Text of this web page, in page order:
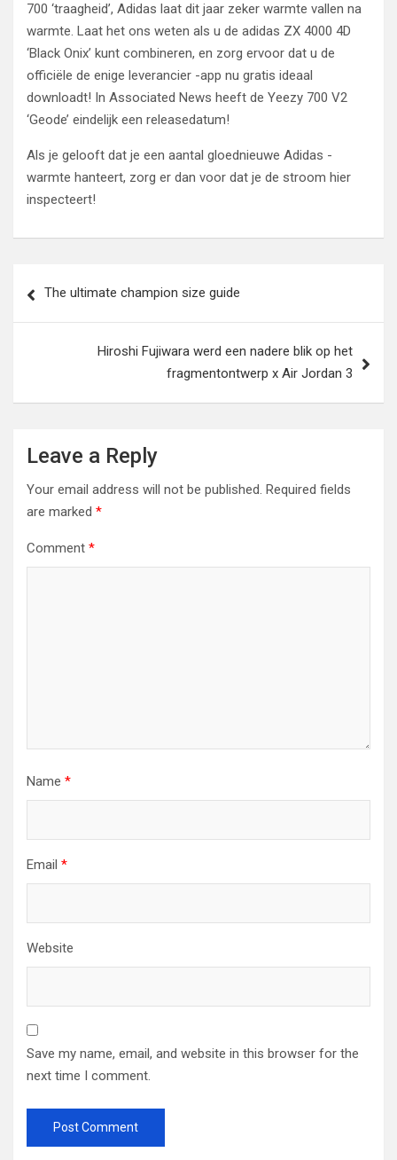
700 ‘traagheid’, Adidas laat dit jaar zeker warmte vallen na
warmte. Laat het ons weten als u de adidas ZX 4000 4D
‘Black Onix’ kunt combineren, en zorg ervoor dat u de
officiële de enige leverancier -app nu gratis ideaal
downloadt! In Associated News heeft de Yeezy 700 V2
‘Geode’ eindelijk een releasedatum!
Als je gelooft dat je een aantal gloednieuwe Adidas -
warmte hanteert, zorg er dan voor dat je de stroom hier
inspecteert!
navigation
The ultimate champion size guide
Hiroshi Fujiwara werd een nadere blik op het
fragmentontwerp x Air Jordan 3
Leave a Reply
Your email address will not be published. Required fields
are marked *
Comment *
Name *
Email *
Website
Save my name, email, and website in this browser for the
next time I comment.